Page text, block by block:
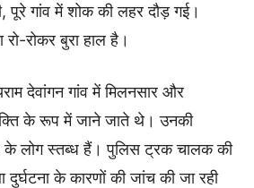
पूरे गांव में शोक की लहर दौड़ गई।
रोकर बुरा हाल है।
देवांगन गांव में मिलनसार और
के रूप में जाने जाते थे। उनकी
के लोग स्तब्ध हैं। पुलिस ट्रक चालक की
के कारणों की जांच की जा रही